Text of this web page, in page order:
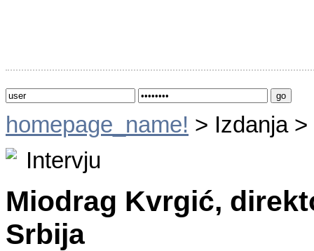
homepage_name! > Izdanja
Intervju
Miodrag Kvrgić,
Srbija